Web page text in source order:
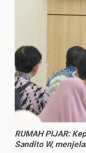
RUMAH PIJAR:
Sandito W,